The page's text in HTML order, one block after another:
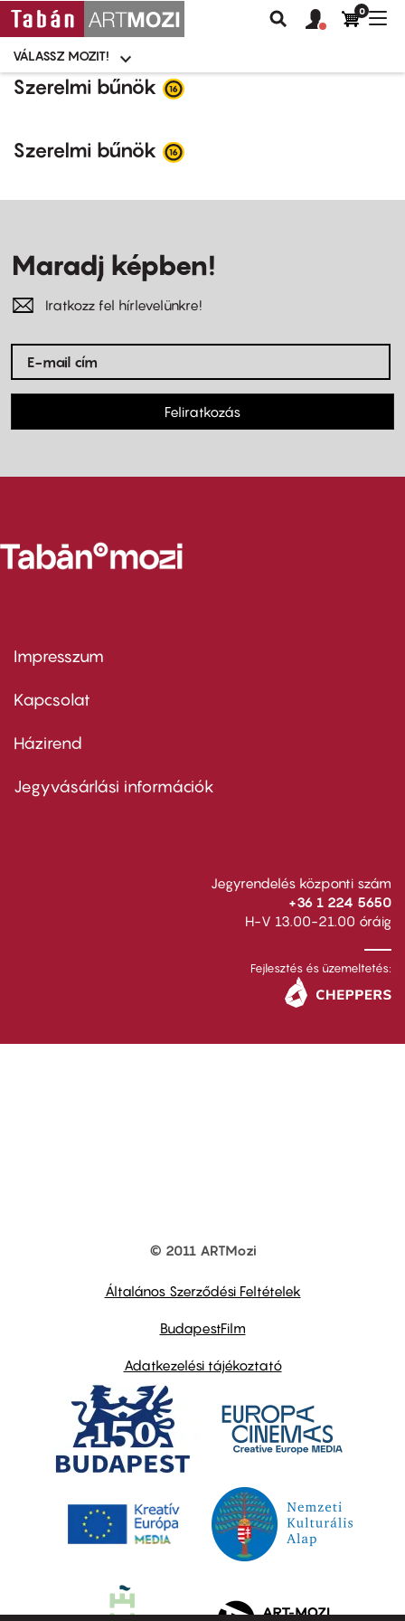
Ugrás
Moziválasztó
menü
VÁLASSZ MOZIT!
Keresés
Felhasználói
fiók
0
Szerelmi bűnök
Szerelmi bűnök
Maradj képben!
Iratkozz fel hírlevelünkre!
Feliratkozás
Footer
first
Impresszum
Kapcsolat
Footer
second
Házirend
Jegyvásárlási információk
Jegyrendelés központi szám
+36 1 224 5650
H-V 13.00-21.00 óráig
Fejlesztés és üzemeltetés:
© 2011 ARTMozi
Általános Szerződési Feltételek
BudapestFilm
Adatkezelési tájékoztató